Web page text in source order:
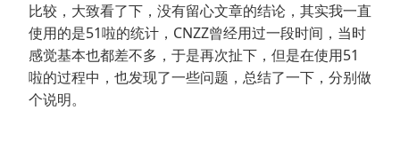
比较，大致看了下，没有留心文章的结论，其实我一直
使用的是51啦的统计，CNZZ曾经用过一段时间，当时
感觉基本也都差不多，于是再次扯下，但是在使用51
啦的过程中，也发现了一些问题，总结了一下，分别做
个说明。